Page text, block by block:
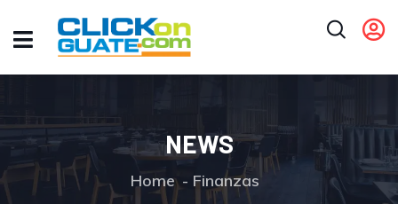
NEWS
Home Finanzas